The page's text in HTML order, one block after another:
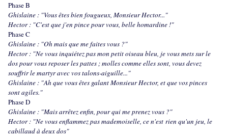
Phase B
Ghislaine : "Vous êtes bien fougueux, Monsieur Hector..."
Hector : "C'est que j'en pince pour vous, belle homardine !"
Phase C
Ghislaine : "Oh mais que me faites vous ?"
Hector : "Ne vous inquiétez pas mon petit oiseau bleu, je vous mets sur le
dos pour vous reposer les pattes ; molles comme elles sont, vous devez
souffrir le martyr avec vos talons-aiguille..."
Ghislaine : "Ah que vous êtes galant Monsieur Hector, et que vos pinces
sont agiles."
Phase D
Ghislaine : "Mais arrêtez enfin, pour qui me prenez vous ?"
Hector : "Ne vous enflammez pas mademoiselle, ce n'est rien qu'un jeu, le
cabillaud à deux dos"